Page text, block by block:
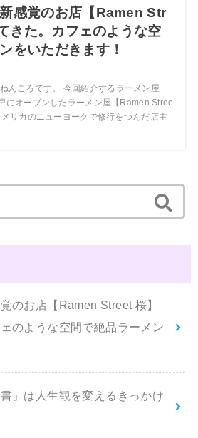
感覚のお店【Ramen Str
きた。カフェのような空
をいただきます！
んころです。 今回紹介するラーメン屋
にオープンしたラーメン屋【Ramen Stree
リカのニューヨークで修行をつんだ店主
索
のお店【Ramen Street 桜】
のような空間で絶品ラーメン
」は人生観を変えるきっかけ